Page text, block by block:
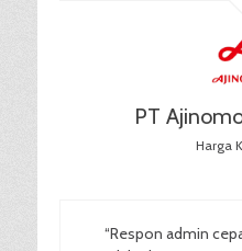
PT
Harga
“Respon admin